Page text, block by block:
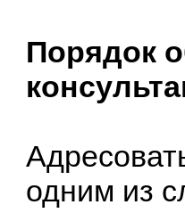
Порядок
одним из